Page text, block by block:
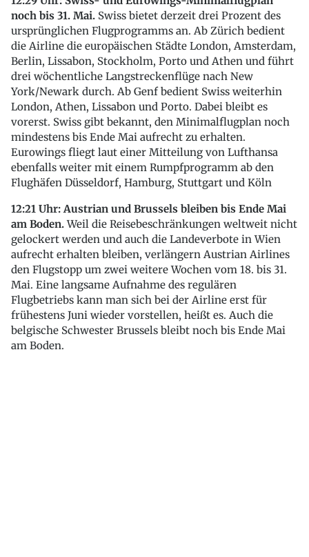
noch bis 31. Mai. Swiss bietet derzeit drei Prozent des
ursprünglichen Flugprogramms an. Ab Zürich bedient
die Airline die europäischen Städte London, Amsterdam,
Berlin, Lissabon, Stockholm, Porto und Athen und führt
drei wöchentliche Langstreckenflüge nach New
York/Newark durch. Ab Genf bedient Swiss weiterhin
London, Athen, Lissabon und Porto. Dabei bleibt es
vorerst. Swiss gibt bekannt, den Minimalflugplan noch
mindestens bis Ende Mai aufrecht zu erhalten.
Eurowings fliegt laut einer Mitteilung von Lufthansa
ebenfalls weiter mit einem Rumpfprogramm ab den
Flughäfen Düsseldorf, Hamburg, Stuttgart und Köln
12:21 Uhr: Austrian und Brussels bleiben bis Ende Mai
am Boden.Weil die Reisebeschränkungen weltweit nicht
gelockert werden und auch die Landeverbote in Wien
aufrecht erhalten bleiben, verlängern Austrian Airlines
den Flugstopp um zwei weitere Wochen vom 18. bis 31.
Mai. Eine langsame Aufnahme des regulären
Flugbetriebs kann man sich bei der Airline erst für
frühestens Juni wieder vorstellen, heißt es. Auch die
belgische Schwester Brussels bleibt noch bis Ende Mai
am Boden.